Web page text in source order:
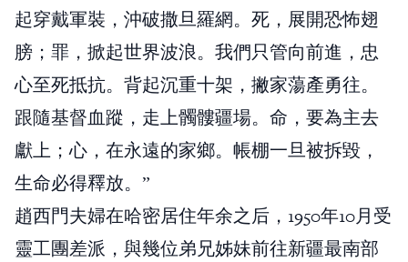
起穿戴軍裝，沖破撒旦羅網。死，展開恐怖翅
膀；罪，掀起世界波浪。我們只管向前進，忠
心至死抵抗。背起沉重十架，撇家蕩產勇往。
跟隨基督血蹤，走上髑髏疆場。命，要為主去
獻上；心，在永遠的家鄉。帳棚一旦被拆毀，
生命必得釋放。”
趙西門夫婦在哈密居住年余之后，1950年10月受
靈工團差派，與幾位弟兄姊妹前往新疆最南部